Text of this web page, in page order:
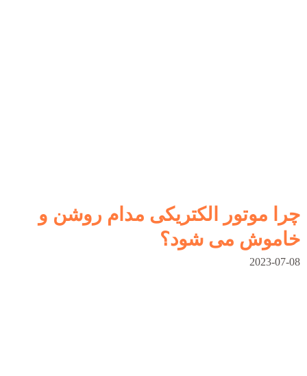
چرا موتور الکتریکی مدام روشن و
خاموش می شود؟
2023-07-08